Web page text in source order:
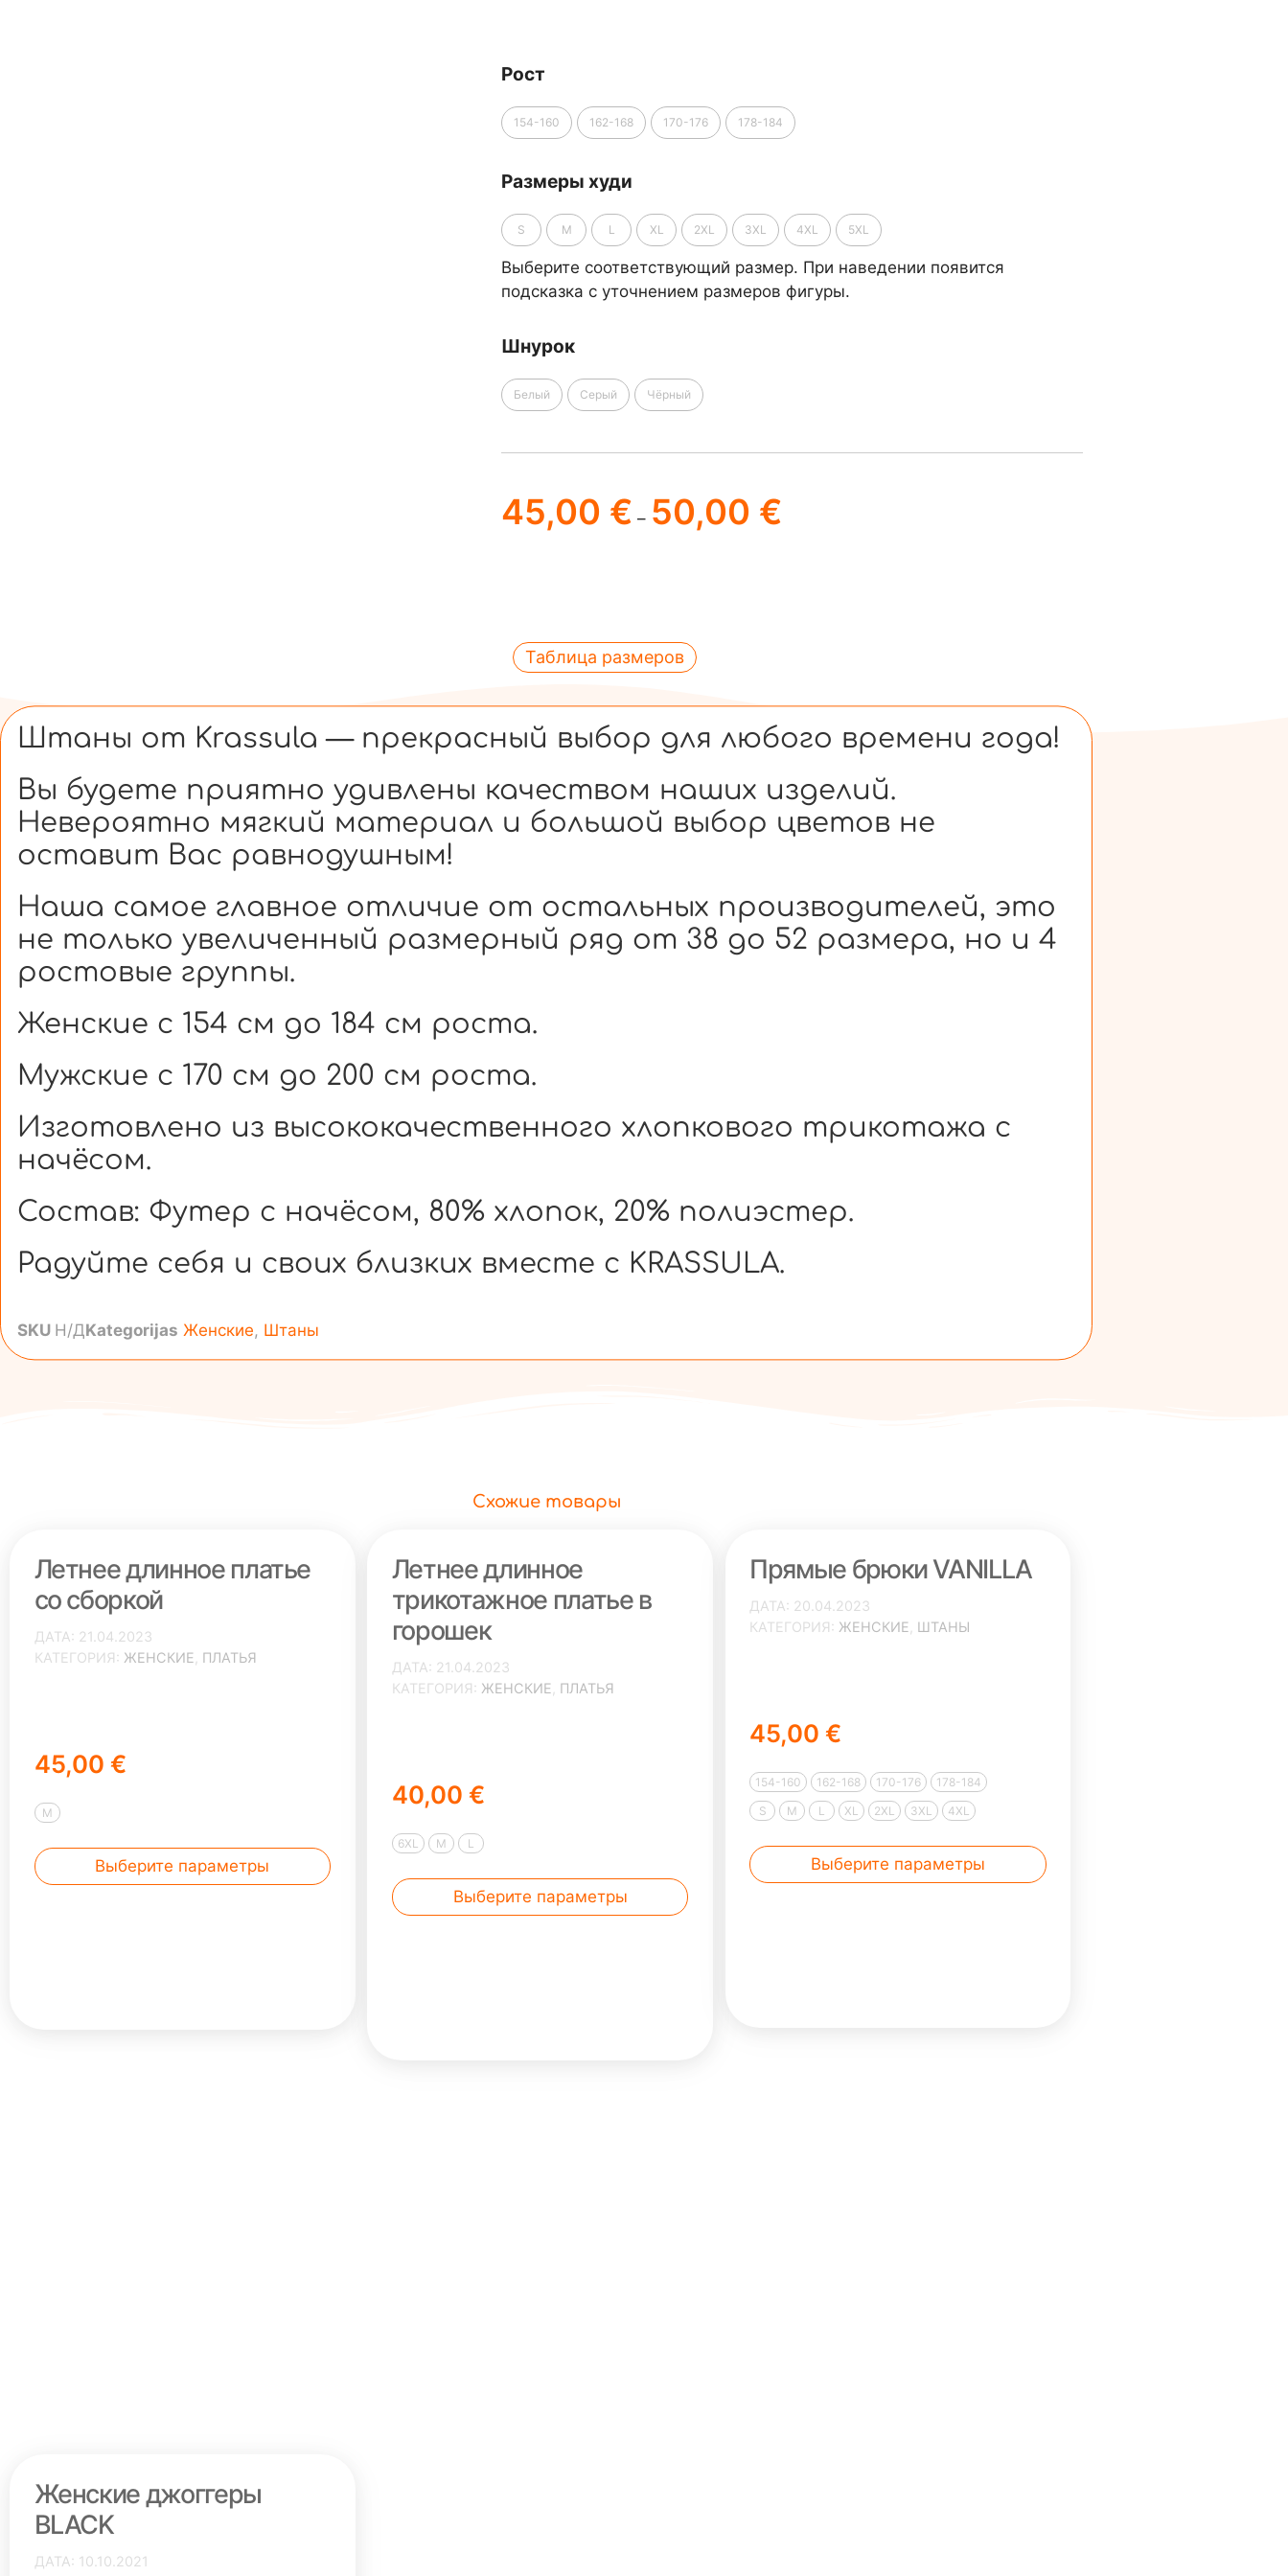
Рост
154-160 162-168 170-176 178-184
Размеры худи
S M L XL 2XL 3XL 4XL 5XL
Выберите соответствующий размер. При наведении появится
подсказка с уточнением размеров фигуры.
Шнурок
Белый Серый Чёрный
45,00 € – 50,00 €
Таблица размеров
Штаны от Krassula — прекрасный выбор для любого времени года!
Вы будете приятно удивлены качеством наших изделий.
Невероятно мягкий материал и большой выбор цветов не
оставит Вас равнодушным!
Наша самое главное отличие от остальных производителей, это
не только увеличенный размерный ряд от 38 до 52 размера, но и 4
ростовые группы.
Женские с 154 см до 184 см роста.
Мужские с 170 см до 200 см роста.
Изготовлено из высококачественного хлопкового трикотажа с
начёсом.
Состав: Футер с начёсом, 80% хлопок, 20% полиэстер.
Радуйте себя и своих близких вместе с KRASSULA.
SKU Н/ДKategorijas Женские, Штаны
Схожие товары
Летнее длинное платье
со сборкой
ДАТА
21.04.2023
КАТЕГОРИЯ
ЖЕНСКИЕ ПЛАТЬЯ
45,00 €
M
Выберите параметры
Летнее длинное
трикотажное платье в
горошек
ДАТА
21.04.2023
КАТЕГОРИЯ
ЖЕНСКИЕ ПЛАТЬЯ
40,00 €
6XL M L
Выберите параметры
Прямые брюки VANILLA
ДАТА
20.04.2023
КАТЕГОРИЯ
ЖЕНСКИЕ ШТАНЫ
45,00 €
154-160 162-168 170-176
178-184
S
M L XL 2XL 3XL 4XL
Выберите параметры
Женские джоггеры
BLACK
ДАТА 10.10.2021